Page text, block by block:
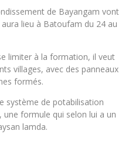
de Bayangam vont
lieu à Batoufam du 24 au
limiter à la formation, il veut
villages, avec des panneaux
formés.
système de potabilisation
une formule qui selon lui a un
lamda.